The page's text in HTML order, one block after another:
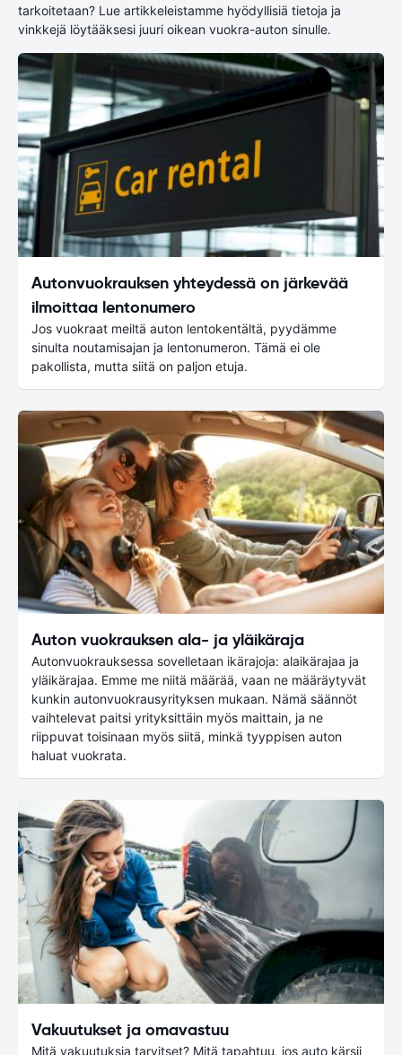
tarkoitetaan? Lue artikkeleistamme hyödyllisiä tietoja ja
vinkkejä löytääksesi juuri oikean vuokra-auton sinulle.
Autonvuokrauksen yhteydessä on järkevää
ilmoittaa lentonumero
Jos vuokraat meiltä auton lentokentältä, pyydämme
sinulta noutamisajan ja lentonumeron. Tämä ei ole
pakollista, mutta siitä on paljon etuja.
Auton vuokrauksen ala- ja yläikäraja
Autonvuokrauksessa sovelletaan ikärajoja: alaikärajaa ja
yläikärajaa. Emme me niitä määrää, vaan ne määräytyvät
kunkin autonvuokrausyrityksen mukaan. Nämä säännöt
vaihtelevat paitsi yrityksittäin myös maittain, ja ne
riippuvat toisinaan myös siitä, minkä tyyppisen auton
haluat vuokrata.
Vakuutukset ja omavastuu
Mitä vakuutuksia tarvitset? Mitä tapahtuu, jos auto kärsii